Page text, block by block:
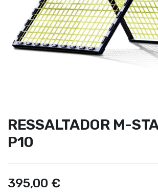
RESSALTADOR M-
P10
395,00 €